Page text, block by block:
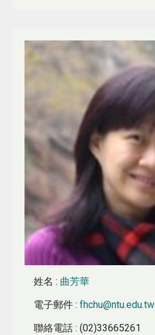
姓名 : 曲芳華
電子郵件 :fhchu@ntu.edu.tw
聯絡電話 : (02)33665261